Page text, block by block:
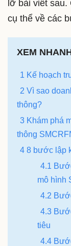
lỡ bài viết
cụ thể về các
XEM
1 Kế hoạch
2 Vì sao
thông?
3 Khám phá
thông
4 8 bước lập
4.1
mô hình
4.2
4.3
tiêu
4.4